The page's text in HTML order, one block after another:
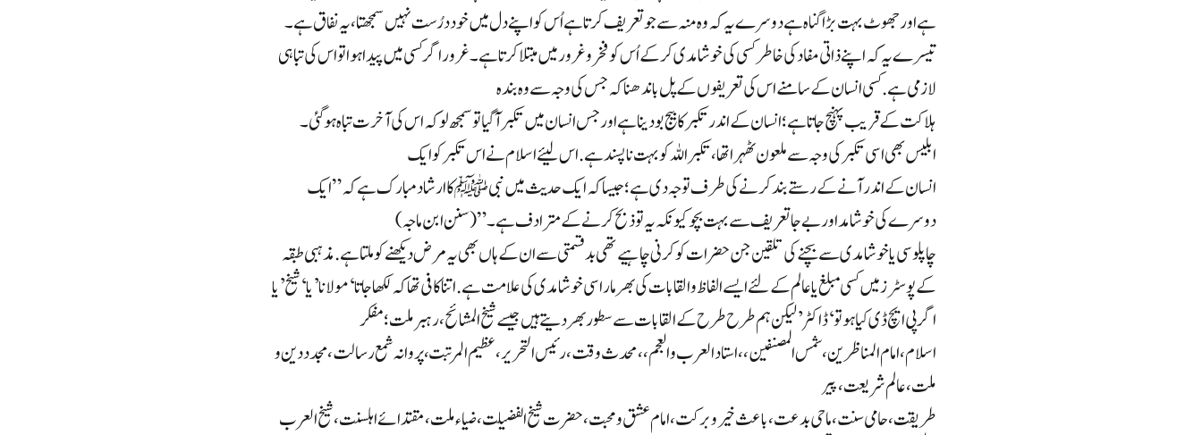
ہے اور جھوٹ بہت بڑا گناہ ہے دوسرے یہ کہ وہ منہ سے جو تعریف کرتا ہے اُس کو اپنے دل میں خود درُست نہیں سمجھتا، یہ نفاق ہے۔
تیسرے یہ کہ اپنے ذاتی مفاد کی خاطر کسی کی خوشامدی کرکے اُس کو فخر و غرور میں مبتلا کرتا ہے۔غرور اگر کسی میں پیدا ہوا تو اس کی تباہی
لازمی ہے. کسی انسان کے سامنے اس کی تعریفوں کے پل باندھنا کہ جس کی وجہ سے وہ بندہ
ہلاکت کے قریب پہنچ جاتا ہے؛ انسان کے اندر تکبر کا بیج بو دینا ہے اور جس انسان میں تکبر آگیا تو سمجھ لو کہ اس کی آخرت تباہ ہو گئی۔
ابلیس بھی اسی تکبر کی وجہ سے ملعون ٹھہرا تھا، تکبر اللہ کو بہت ناپسند ہے. اس لیئے اسلام نے اس تکبر کو ایک
انسان کے اندر آنے کے رستے بند کرنے کی طرف توجہ دی ہے؛ جیسا کہ ایک حدیث میں نبیﷺ کا ارشاد مبارک ہے کہ” ایک
دوسرے کی خوشامد اور بے جا تعریف سے بہت بچو کیونکہ یہ تو ذبح کرنے کے مترادف ہے۔” (سنن ابن ماجہ)
چاپلوسی یا خوشامدی سے بچنے کی تلقین جن حضرات کو کرنی چاہیے تھی بدقسمتی سے ان کے ہاں بھی یہ مرض دیکھنے کو ملتا ہے. مذہبی طبقہ
کے پوسٹرز میں کسی مبلغ یا عالم کے لئے ایسے الفاظ و القابات کی بھرمار اسی خوشامدی کی علامت ہے. اتنا کافی تھا کہ لکھا جاتا ‘مولانا’ یا ‘شیخ’ یا
اگر پی ایچ ڈی کیا ہو تو ‘ڈاکٹر’ لیکن ہم طرح طرح کے القابات سے سطور بھردیتے ہیں جیسے شیخ المشائح، رہبر ملت؛ مفکر
اسلام، امام المناظرین، شمس المصنفین، ، استاد العرب و العجم، ، محدث وقت، رئیس التحریر، عظیم المرتبت، پروانہ شمع رسالت، مجدد دین و
ملت، عالم شریعت، پیر
طریقت، حامی سنت، ماحی بدعت، باعث خیر و برکت، امام عشق و محبت، حضرت شیخ الفضیلت، ضیاء ملت، مقتدائے اہلسنت، شیخ العرب